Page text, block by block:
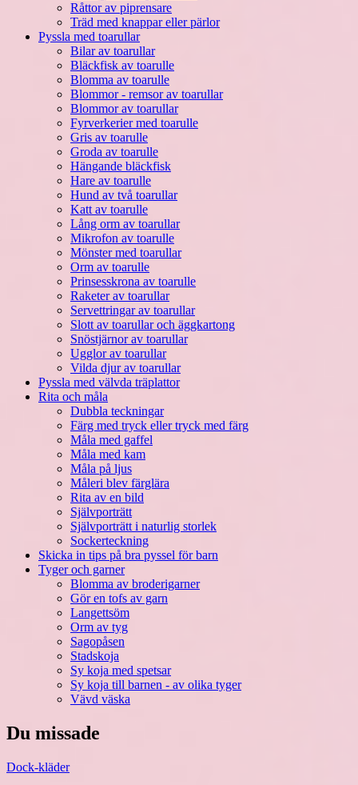
Råttor av piprensare
Träd med knappar eller pärlor
Pyssla med toarullar
Bilar av toarullar
Bläckfisk av toarulle
Blomma av toarulle
Blommor - remsor av toarullar
Blommor av toarullar
Fyrverkerier med toarulle
Gris av toarulle
Groda av toarulle
Hängande bläckfisk
Hare av toarulle
Hund av två toarullar
Katt av toarulle
Lång orm av toarullar
Mikrofon av toarulle
Mönster med toarullar
Orm av toarulle
Prinsesskrona av toarulle
Raketer av toarullar
Servettringar av toarullar
Slott av toarullar och äggkartong
Snöstjärnor av toarullar
Ugglor av toarullar
Vilda djur av toarullar
Pyssla med välvda träplattor
Rita och måla
Dubbla teckningar
Färg med tryck eller tryck med färg
Måla med gaffel
Måla med kam
Måla på ljus
Måleri blev färglära
Rita av en bild
Självporträtt
Självporträtt i naturlig storlek
Sockerteckning
Skicka in tips på bra pyssel för barn
Tyger och garner
Blomma av broderigarner
Gör en tofs av garn
Langettsöm
Orm av tyg
Sagopåsen
Stadskoja
Sy koja med spetsar
Sy koja till barnen - av olika tyger
Vävd väska
Du missade
Dock-kläder